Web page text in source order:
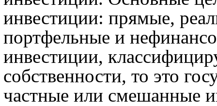
инвестиции: прямые,
портфельные и
инвестиции,
собственности, то это
частные или смешанные